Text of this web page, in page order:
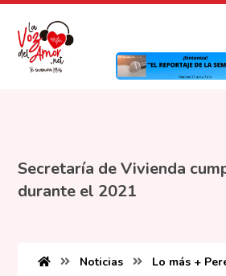
Secretaría de Vivienda
durante el 2021
Noticias
Lo más +